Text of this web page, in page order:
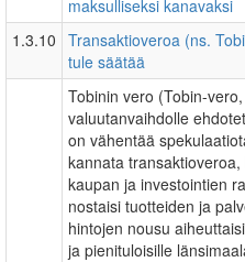
maksulliseksi kanavaksi
1.3.10 Transaktioveroa (ns.
tule säätää
Tobinin vero (Tobin-
valuutanvaihdolle
on vähentää
kannata
kaupan ja investointien
nostaisi tuotteiden ja
hintojen nousu
ja pienituloisille